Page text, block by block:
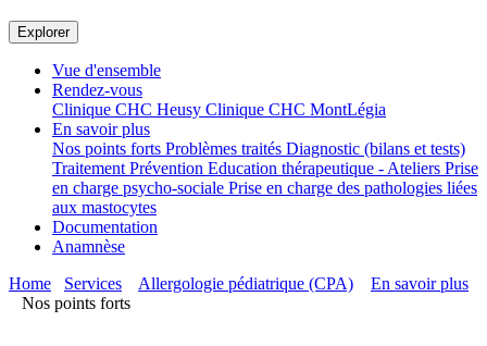
Explorer
Vue d'ensemble
Rendez-vous
Clinique CHC Heusy Clinique CHC MontLégia
En savoir plus
Nos points forts Problèmes traités Diagnostic (bilans et tests)
TraitementPrévention Education thérapeutique - Ateliers Prise
en charge psycho-sociale Prise en charge des pathologies liées
aux mastocytes
Documentation
Anamnèse
Home
Services Allergologie pédiatrique (CPA)
En savoir plus
Nos points forts